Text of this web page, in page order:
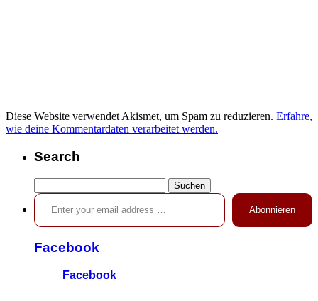
Diese Website verwendet Akismet, um Spam zu reduzieren. Erfahre,
wie deine Kommentardaten verarbeitet werden.
Search
nach:
Enter your email address …
Abonnieren
Facebook
Facebook